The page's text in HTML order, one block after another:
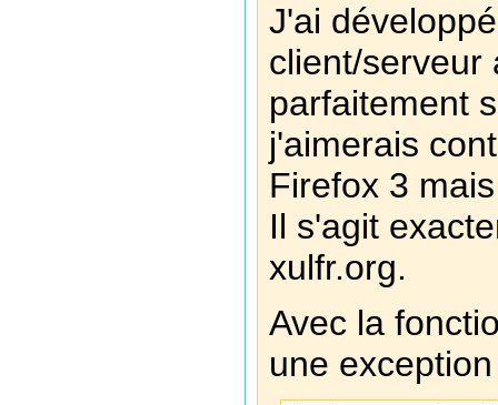
J'ai
client/serveur
parfaitement
j'aimerais
Firefox 3
Il s'agit
xulfr.org.
Avec la
une